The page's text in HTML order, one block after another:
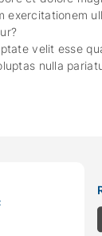
exercitationem
velit esse
nulla